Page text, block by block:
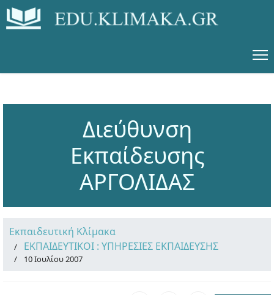
Διεύθυνση
Εκπαίδευσης
ΑΡΓΟΛΙΔΑΣ
Εκπαιδευτική Κλίμακα
ΕΚΠΑΙΔΕΥΤΙΚΟΙ : ΥΠΗΡΕΣΙΕΣ ΕΚΠΑΙΔΕΥΣΗΣ
10 Ιουλίου 2007